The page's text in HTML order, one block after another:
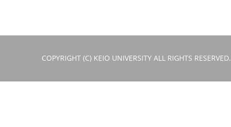
COPYRIGHT (C) KEIO UNIVERSITY ALL RIGHTS RESERVED.